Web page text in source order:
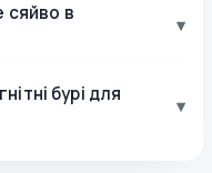
сяйво в
▾
бурі для
▾